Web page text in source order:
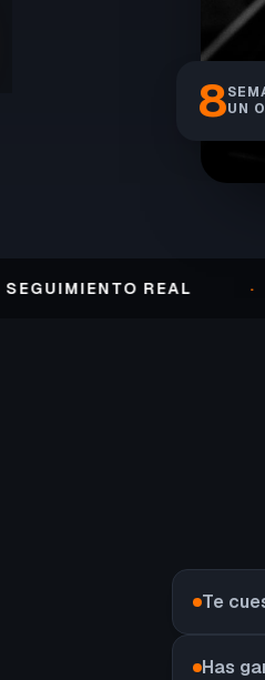
8UN
REAL ·
Te
Has